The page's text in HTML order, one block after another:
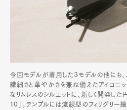
今回モデルが着用した3モデルの他にも、
繊細さと華やかさを兼ね備えたアイコニ
なリムレスのシルエットに、新しく開発し
10」。テンプルには流線型のフィリグリ